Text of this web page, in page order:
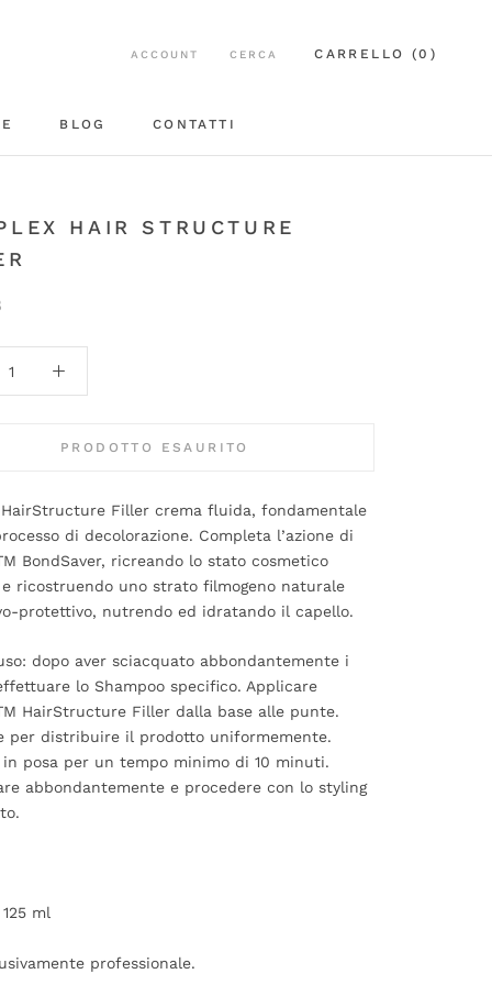
BLOG
CONTATTI
ACCOUNT CERCA CARRELLO (0 )
HAIR STRUCTURE
PRODOTTO ESAURITO
HairStructure Filler crema fluida, fondamentale
di decolorazione. Completa l’azione di
BondSaver, ricreando lo stato cosmetico
ricostruendo uno strato filmogeno naturale
protettivo, nutrendo ed idratando il capello.
dopo aver sciacquato abbondantemente i
lo Shampoo specifico. Applicare
HairStructure Filler dalla base alle punte.
per distribuire il prodotto uniformemente.
in posa per un tempo minimo di 10 minuti.
abbondantemente e procedere con lo styling
ml
professionale.